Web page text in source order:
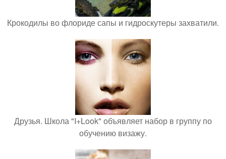
Крокодилы во флориде сапы и гидроскутеры захватили.
Друзья. Школа "I+Look" объявляет набор в группу по
обучению визажу.